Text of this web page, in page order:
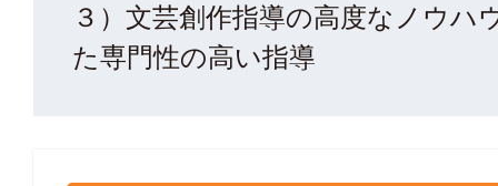
３）文芸創作指導の高度なノウハ
た専門性の高い指導